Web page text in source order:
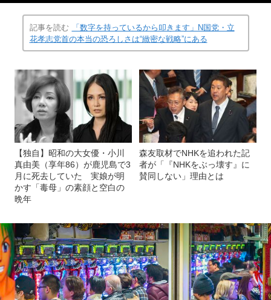
記事を読む
「数字を持っているから叩きます」N国党・立
花孝志党首の本当の恐ろしさは“緻密な戦略”にある
【独自】昭和の大女優・小川
真由美（享年86）が鹿児島で3
月に死去していた 実娘が明
かす「毒母」の素顔と空白の
晩年
森友取材でNHKを追われた記
者が「『NHKをぶっ壊す』に
賛同しない」理由とは